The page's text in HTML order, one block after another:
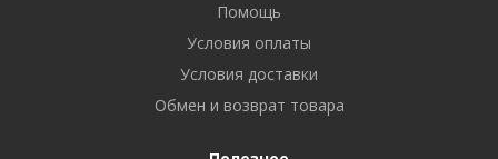
Помощь
Условия оплаты
Условия доставки
Обмен и возврат товара